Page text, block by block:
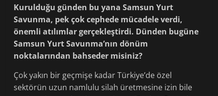
Kurulduğu günden bu yana Sam­sun Yurt
Savunma, pek çok cephede mücadele verdi,
önemli atılımlar gerçek­leştirdi. Dünden bugüne
Samsun Yurt Savunma’nın dönüm
noktalarından bah­seder misiniz?
Çok yakın bir geçmişe kadar Türki­ye’de özel
sektörün uzun namlulu silah üretmesine izin bile